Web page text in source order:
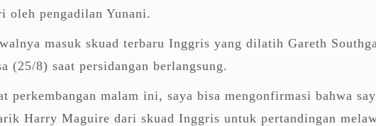
oleh pengadilan Yunani.
masuk skuad terbaru Inggris yang dilatih Gareth
(25/8) saat persidangan berlangsung.
perkembangan malam ini, saya bisa mengonfirmasi bahwa
Harry Maguire dari skuad Inggris untuk pertandingan